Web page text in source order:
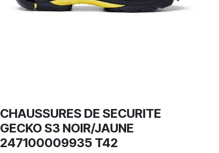
CHAUSSURES DE SECURITE
GECKO S3 NOIR/JAUNE
247100009935 T42